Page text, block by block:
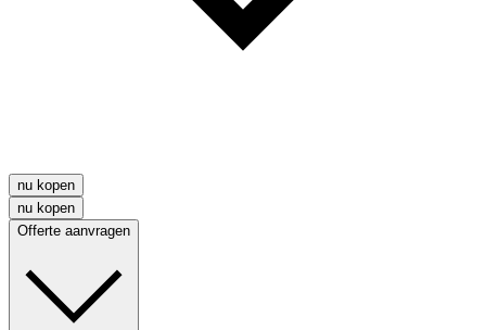
nu kopen
nu kopen
Offerte aanvragen